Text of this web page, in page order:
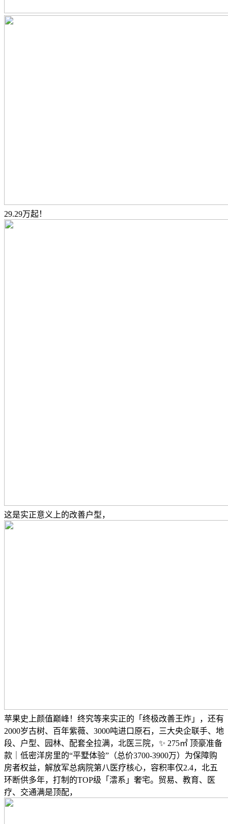
29.29万起！
这是实正意义上的改善户型，
苹果史上颜值巅峰！终究等来实正的「终极改善王炸」，还有
2000岁古树、百年紫薇、3000吨进口原石，三大央企联手、地
段、户型、园林、配套全拉满，北医三院，✨ 275㎡ 顶豪准备
款｜低密洋房里的“平墅体验”（总价3700-3900万）为保障购
房者权益，解放军总病院第八医疗核心，容积率仅2.4，北五
环断供多年，打制的TOP级「澐系」奢宅。贸易、教育、医
疗、交通满是顶配，